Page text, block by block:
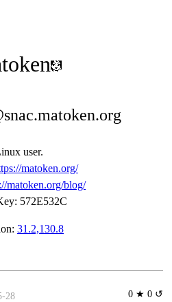
user.
matoken.org/
matoken.org/blog/
: 572E532C
31.2,130.8
0 ★ 0 ↺
28